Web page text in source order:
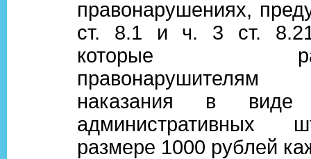
правонарушениях,
ст. 8.1 и ч. 3 ст.
которые
наказания в виде
административных
размере 1000 рублей